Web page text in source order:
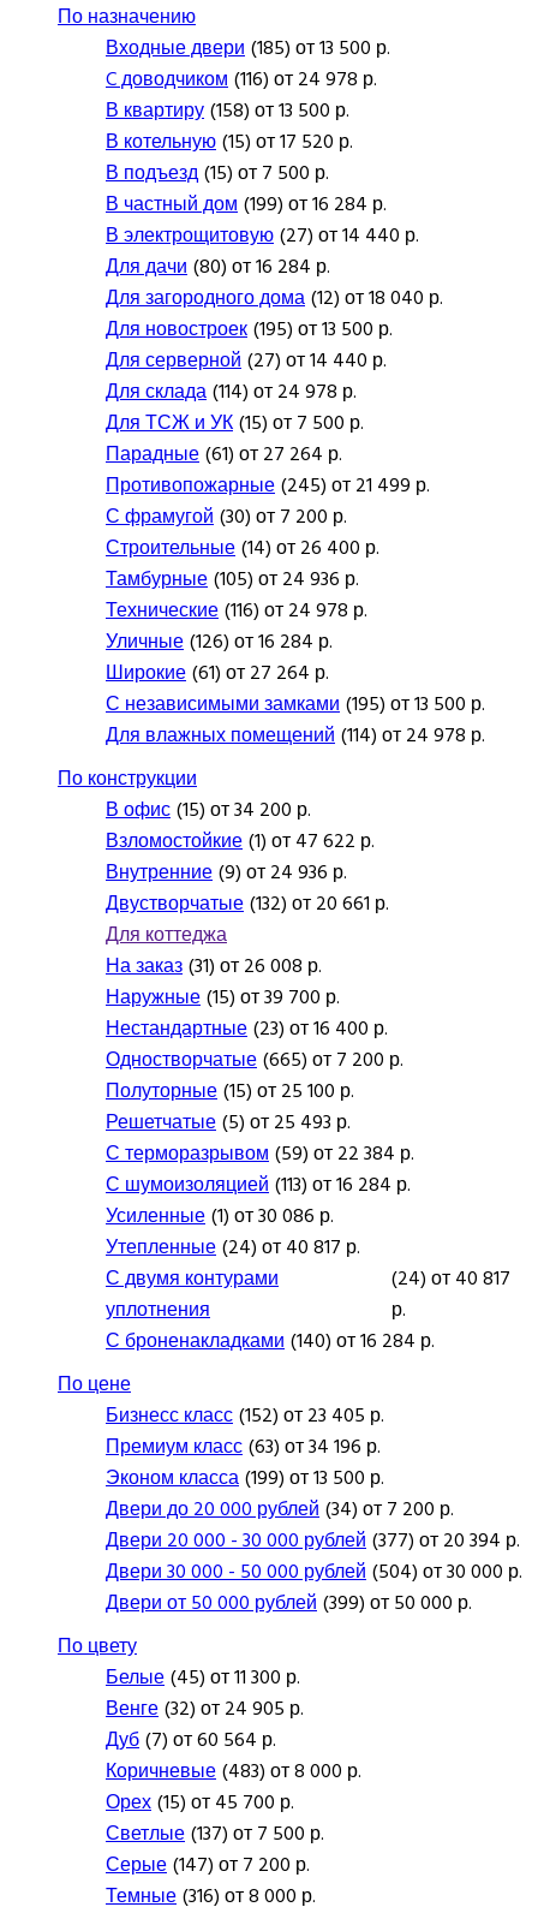
По назначению
Входные двери(185) от 13 500 р.
C доводчиком(116) от 24 978 р.
В квартиру(158) от 13 500 р.
В котельную(15) от 17 520 р.
В подъезд(15) от 7 500 р.
В частный дом(199) от 16 284 р.
В электрощитовую(27) от 14 440 р.
Для дачи(80) от 16 284 р.
Для загородного дома(12) от 18 040 р.
Для новостроек(195) от 13 500 р.
Для серверной(27) от 14 440 р.
Для склада(114) от 24 978 р.
Для ТСЖ и УК(15) от 7 500 р.
Парадные(61) от 27 264 р.
Противопожарные(245) от 21 499 р.
С фрамугой(30) от 7 200 р.
Строительные(14) от 26 400 р.
Тамбурные(105) от 24 936 р.
Технические(116) от 24 978 р.
Уличные(126) от 16 284 р.
Широкие(61) от 27 264 р.
С независимыми замками(195) от 13 500 р.
Для влажных помещений(114) от 24 978 р.
По конструкции
В офис(15) от 34 200 р.
Взломостойкие(1) от 47 622 р.
Внутренние(9) от 24 936 р.
Двустворчатые(132) от 20 661 р.
Для коттеджа
На заказ(31) от 26 008 р.
Наружные(15) от 39 700 р.
Нестандартные(23) от 16 400 р.
Одностворчатые(665) от 7 200 р.
Полуторные(15) от 25 100 р.
Решетчатые(5) от 25 493 р.
С терморазрывом(59) от 22 384 р.
С шумоизоляцией(113) от 16 284 р.
Усиленные(1) от 30 086 р.
Утепленные(24) от 40 817 р.
С двумя контурами
уплотнения
(24) от 40 817
р.
С броненакладками(140) от 16 284 р.
По цене
Бизнесс класс(152) от 23 405 р.
Премиум класс(63) от 34 196 р.
Эконом класса(199) от 13 500 р.
Двери до 20 000 рублей(34) от 7 200 р.
Двери 20 000 - 30 000 рублей(377) от 20 394 р.
Двери 30 000 - 50 000 рублей(504) от 30 000 р.
Двери от 50 000 рублей(399) от 50 000 р.
По цвету
Белые(45) от 11 300 р.
Венге(32) от 24 905 р.
Дуб(7) от 60 564 р.
Коричневые(483) от 8 000 р.
Орех(15) от 45 700 р.
Светлые(137) от 7 500 р.
Серые(147) от 7 200 р.
Темные(316) от 8 000 р.